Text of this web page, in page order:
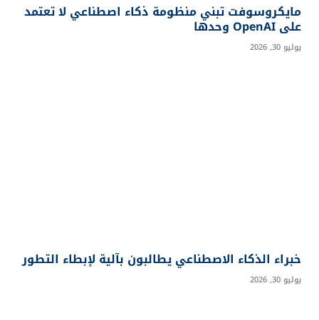
مايكروسوفت تبني منظومة ذكاء اصطناعي لا تعتمد
على OpenAI وحدها
يوليو 30, 2026
خبراء الذكاء الاصطناعي يطالبون بآلية لإبطاء التطور
يوليو 30, 2026